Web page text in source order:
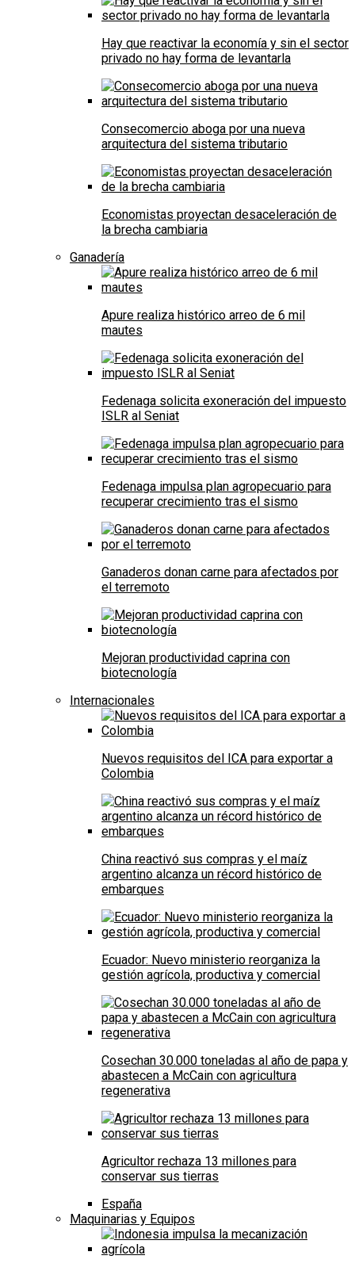
Hay que reactivar la economía y sin el sector
privado no hay forma de levantarla
Consecomercio aboga por una nueva
arquitectura del sistema tributario
Economistas proyectan desaceleración de
la brecha cambiaria
Ganadería
Apure realiza histórico arreo de 6 mil
mautes
Fedenaga solicita exoneración del impuesto
ISLR al Seniat
Fedenaga impulsa plan agropecuario para
recuperar crecimiento tras el sismo
Ganaderos donan carne para afectados por
el terremoto
Mejoran productividad caprina con
biotecnología
Internacionales
Nuevos requisitos del ICA para exportar a
Colombia
China reactivó sus compras y el maíz
argentino alcanza un récord histórico de
embarques
Ecuador: Nuevo ministerio reorganiza la
gestión agrícola, productiva y comercial
Cosechan 30.000 toneladas al año de papa y
abastecen a McCain con agricultura
regenerativa
Agricultor rechaza 13 millones para
conservar sus tierras
España
Maquinarias y Equipos